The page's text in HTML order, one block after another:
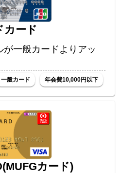
カード
一般カードよりアッ
一般カード 年会費10,000円以下
カード)